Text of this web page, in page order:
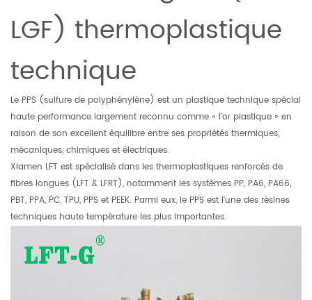
LGF) thermoplastique
technique
Le PPS (sulfure de polyphénylène) est un plastique technique spécial
haute performance largement reconnu comme « l'or plastique » en
raison de son excellent équilibre entre ses propriétés thermiques,
mécaniques, chimiques et électriques.
Xiamen LFT est spécialisé dans les thermoplastiques renforcés de
fibres longues (LFT & LFRT), notamment les systèmes PP, PA6, PA66,
PBT, PPA, PC, TPU, PPS et PEEK. Parmi eux, le PPS est l'une des résines
techniques haute température les plus importantes.